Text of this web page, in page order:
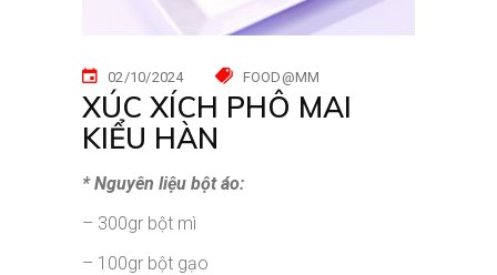
02/10/2024 FOOD@MM
XÚC XÍCH PHÔ MAI
KIỂU HÀN
* Nguyên liệu bột áo:
– 300gr bột mì
– 100gr bột gạo